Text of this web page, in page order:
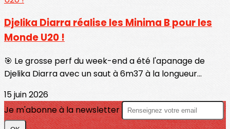
Djelika Diarra réalise les Minima B pour les
Monde U20 !
🎯 Le grosse perf du week-end a été l'apanage de
Djelika Diarra avec un saut à 6m37 à la longueur...
15 juin 2026
Je m'abonne à la newsletter